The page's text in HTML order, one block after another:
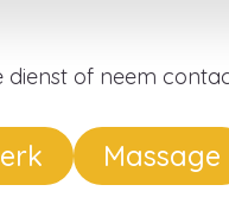
of neem
Massage